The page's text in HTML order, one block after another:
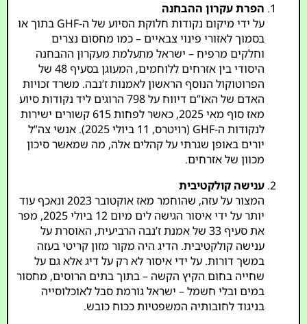
הפרת עקרון ההבחנה
על ידי מיקום נקודות חלוקת הסיוע של ה-GHF בתוך או
בסמוך לאזורי פינוי צבאיים – כמו מחסום נצרים
וחלקים מרפיח – ישראל מתעלמת מעקרון ההבחנה
היסודי בין אזרחים ללוחמים, המעוגן בסעיף 48 של
הפרוטוקול הנוסף הראשון לאמנות ז’נבה. משרד זכויות
האדם של האו”ם דיווח על 798 הרוגים ליד נקודות סיוע
מאז סוף מאי 2025, כאשר לפחות 615 קשורים ישירות
לנקודות ה-GHF (רויטרס, 11 ביולי 2025). אנשי צה”ל
יורים באופן שגרתי על קהלים אלה, מה שמאשר סיכון
מכוון של אזרחים.
ענישה קולקטיבית
המצור על עזה, שהוחמר מאז אוקטובר 2023 ונאכף עוד
יותר על ידי איסור הגישה לים מיום 12 ביולי 2025, מפר
את סעיף 33 של אמנת ז’נבה הרביעית, האוסרת על
ענישה קולקטיבית. הדיג היה מקור מזון קריטי בעזה
במשך דורות. על ידי איסור לא רק על דיג אלא גם על
שחייה בחום הקיץ הקשה – בתוך בתים הרוסים, מחסור
במים ובלי חשמל – ישראל גורמת סבל לאוכלוסייה
בניגוד לחובותיה המשפטיות ככוח כובש.